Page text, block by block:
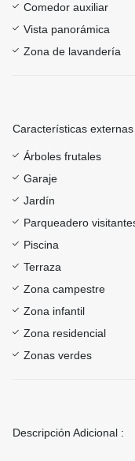
Comedor auxiliar
Vista panorámica
Zona de lavandería
Características externas
Árboles frutales
Garaje
Jardín
Parqueadero
Piscina
Terraza
Zona campestre
Zona infantil
Zona residencial
Zonas verdes
Descripción Adicional :